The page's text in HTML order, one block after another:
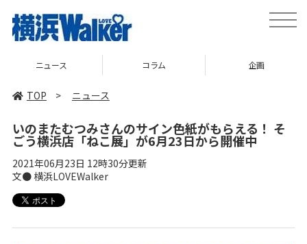
toggle
TOP > ニュース
いのまたむつみさんのサイン色紙がもらえる！ そ
ごう横浜店「ねこ展」が6月23日から開催中
2021年06月23日 12時30分更新
文● 横浜LOVEWalker